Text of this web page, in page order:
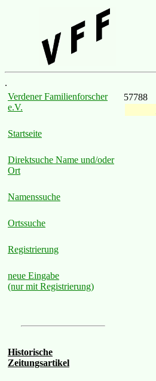
.
Verdener Familienforscher
e.V.
Startseite
Direktsuche Name und/oder
Ort
Namenssuche
Ortssuche
Registrierung
neue Eingabe
(nur mit Registrierung)
Historische
Zeitungsartikel
57788